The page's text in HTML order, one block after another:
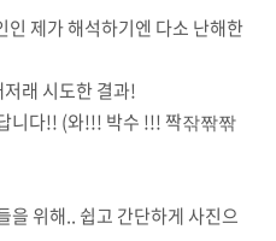
제가 해석하기엔 다소 난해한
래 시도한 결과!
니다!! (와!!! 박수 !!! 짝잒짞짞
을 위해.. 쉽고 간단하게 사진으